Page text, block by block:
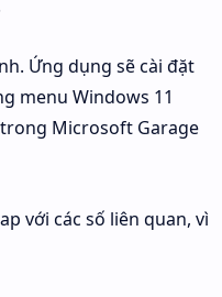
Ứng dụng sẽ cài đặt
menu Windows 11
Microsoft Garage
với các số liên quan, vì